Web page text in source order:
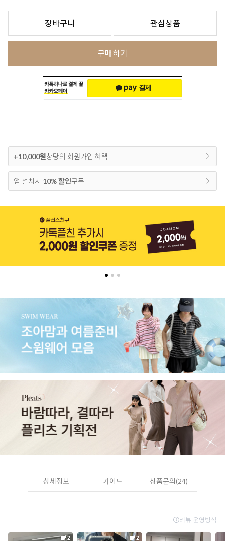
장바구니 관심상품
구매하기
+10,000원상당의 회원가입 혜택
앱 설치시 10% 할인쿠폰
상세정보 가이드 상품문의(24)